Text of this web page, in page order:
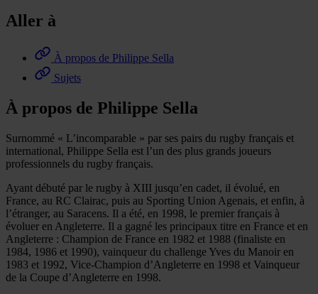
Aller à
À propos de Philippe Sella
Sujets
À propos de Philippe Sella
Surnommé « L’incomparable » par ses pairs du rugby français et
international, Philippe Sella est l’un des plus grands joueurs
professionnels du rugby français.
Ayant débuté par le rugby à XIII jusqu’en cadet, il évolué, en
France, au RC Clairac, puis au Sporting Union Agenais, et enfin, à
l’étranger, au Saracens. Il a été, en 1998, le premier français à
évoluer en Angleterre. Il a gagné les principaux titre en France et en
Angleterre : Champion de France en 1982 et 1988 (finaliste en
1984, 1986 et 1990), vainqueur du challenge Yves du Manoir en
1983 et 1992, Vice-Champion d’Angleterre en 1998 et Vainqueur
de la Coupe d’Angleterre en 1998.